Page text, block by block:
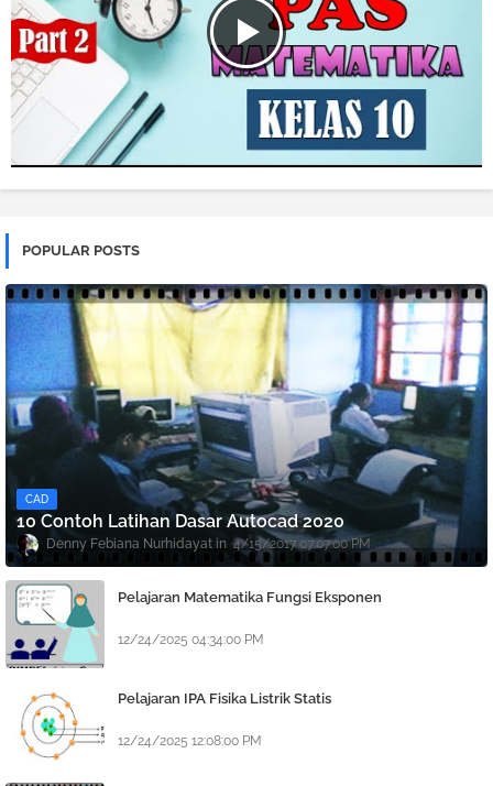
POPULAR POSTS
CAD
10 Contoh Latihan Dasar Autocad 2020
Denny Febiana Nurhidayat 4/15/2017 07:07:00 PM
Pelajaran Matematika Fungsi Eksponen
12/24/2025 04:34:00 PM
Pelajaran IPA Fisika Listrik Statis
12/24/2025 12:08:00 PM